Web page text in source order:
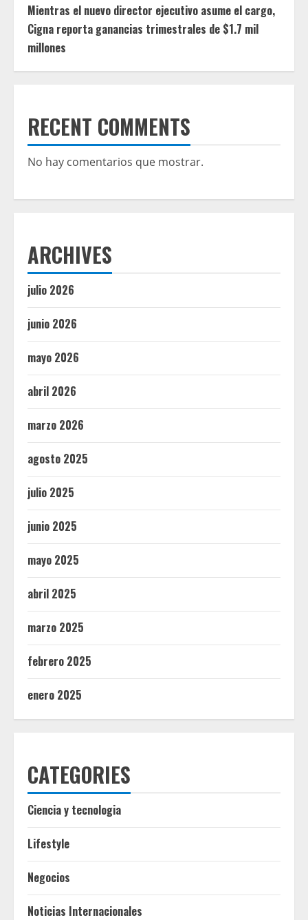
Mientras el nuevo director ejecutivo asume el cargo,
Cigna reporta ganancias trimestrales de $1.7 mil
millones
RECENT COMMENTS
No hay comentarios que mostrar.
ARCHIVES
julio 2026
junio 2026
mayo 2026
abril 2026
marzo 2026
agosto 2025
julio 2025
junio 2025
mayo 2025
abril 2025
marzo 2025
febrero 2025
enero 2025
CATEGORIES
Ciencia y tecnologia
Lifestyle
Negocios
Noticias Internacionales